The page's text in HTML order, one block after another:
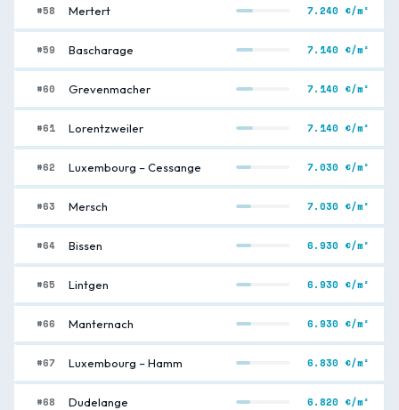
#58 Mertert 7.240 €/m²
#59 Bascharage 7.140 €/m²
#60 Grevenmacher 7.140 €/m²
#61 Lorentzweiler 7.140 €/m²
#62 Luxembourg – Cessange 7.030 €/m²
#63 Mersch 7.030 €/m²
#64 Bissen 6.930 €/m²
#65 Lintgen 6.930 €/m²
#66 Manternach 6.930 €/m²
#67 Luxembourg – Hamm 6.830 €/m²
#68 Dudelange 6.820 €/m²